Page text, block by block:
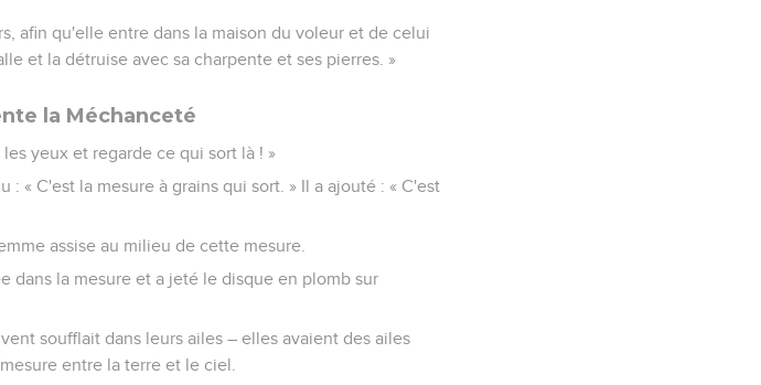
afin qu'elle entre dans la maison du voleur et de celui
et la détruise avec sa charpente et ses pierres. »
la Méchanceté
yeux et regarde ce qui sort là ! »
: « C'est la mesure à grains qui sort. » Il a ajouté : « C'est
assise au milieu de cette mesure.
dans la mesure et a jeté le disque en plomb sur
soufflait dans leurs ailes – elles avaient des ailes
entre la terre et le ciel.